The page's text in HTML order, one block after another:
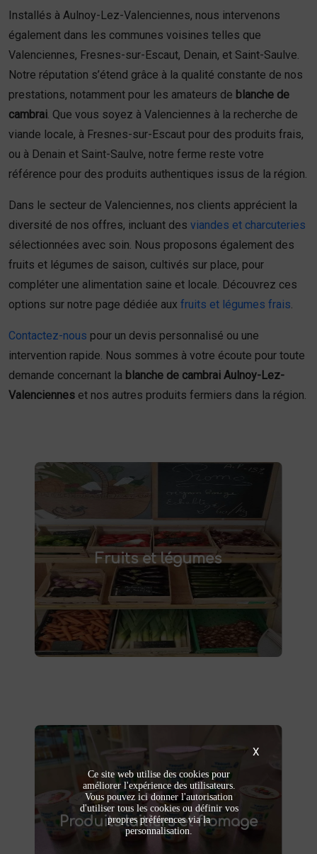
Installés à Aulnoy-Lez-Valenciennes, nous intervenons
également dans les communes voisines telles que
Valenciennes, Fresnes-sur-Escaut, Denain, et Saint-Saulve.
Notre réputation s’étend grâce à la qualité constante de nos
prestations, notamment pour les amateurs de blanche de
cambrai . Que vous soyez à Valenciennes à la recherche de
viande locale, à Fresnes-sur-Escaut pour des produits frais,
ou à Denain et Saint-Saulve, notre ferme reste votre
référence pour des produits authentiques issus de la région.
Dans le secteur de Valenciennes, nos clients apprécient la
diversité de nos offres, incluant des viandes et charcuteries
sélectionnées avec soin. Nous proposons également des
fruits et légumes de saison, cultivés sur place, pour
compléter une alimentation saine et locale. Découvrez ces
options sur notre page dédiée aux fruits et légumes frais
Contactez-nous pour un devis personnalisé ou une
intervention rapide. Nous sommes à votre écoute pour toute
demande concernant la blanche de cambrai Aulnoy-Lez-
Valenciennes et nos autres produits fermiers dans la région.
Fruits et légumes
Fruits et légumes
Achetez des
fruits et légumes frais à Saint-
Saulve
et savourez des produits de saison,
cultivés localement. Goûtez la différence :
des produits sains et respectueux de
l'environnement. Vente directe à la ferme ou
livraison à domicile.
Produits laitiers et fromage
Produits laitiers et fromage
Dégustez nos
produits laitiers et fromages à
Saint-Saulve
. Yaourts crémeux, fromages
affinés et autres délices laitiers vous
X
Ce site web utilise des cookies pour
améliorer l'expérience des utilisateurs.
Vous pouvez ici donner l'autorisation
d'utiliser tous les cookies ou définir vos
propres préférences via la
personnalisation.